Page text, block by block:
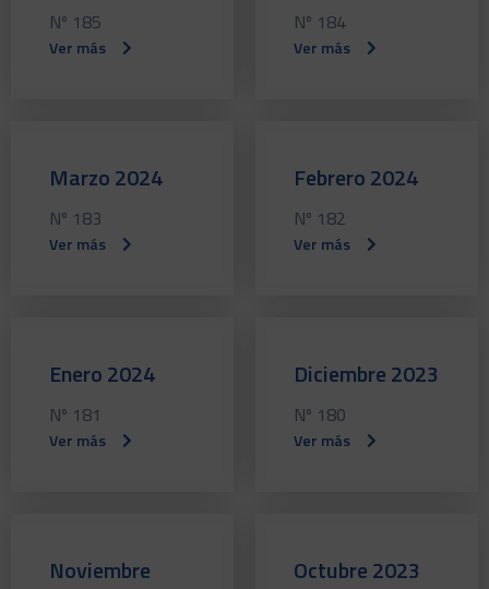
Nº 185
Ver más
Nº 184
Ver más
Marzo 2024
Nº 183
Ver más
Febrero 2024
Nº 182
Ver más
Enero 2024
Nº 181
Ver más
Diciembre 2023
Nº 180
Ver más
Noviembre
Octubre 2023